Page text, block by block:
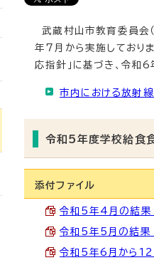
武蔵村山市教育委員会
年7月から実施しており
応指針」に基づき、令和6
市内における放射
令和5年度学校給食
添付ファイル
令和5年4月の結
令和5年5月の結
令和5年6月から